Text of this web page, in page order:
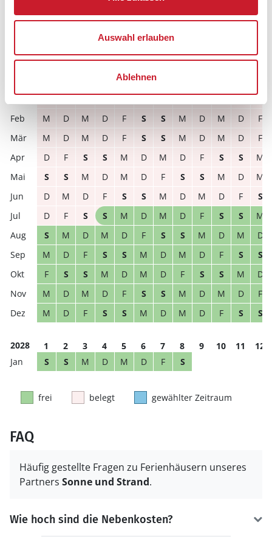
Auswahl erlauben
Ablehnen
M
5 6
F
S S M D M D F S S M
D
M
D M D F S S M D M D
F
M
D M D F S S M D M D
F
D
F S S M D M D F S S
M
S
S M D M D F S S M D
M
D
M D F S S M D M D F
S
D
F S S M D M D F S S
M
S
M D M D F S S M D M
D
M
D F S S M D M D F S
S
F
S S M D M D F S S M
D
M
D M D F S S M D M D
F
M
D F S S M D M D F S S
2028 1 2 3 4 5 6 7 8 9 10 11
12
S
S M D M D F S
frei belegt gewählter Zeitraum
FAQ
Häufig gestellte Fragen zu Ferienhäusern unseres
Partners Sonne und Strand.
Wie hoch sind die Nebenkosten?